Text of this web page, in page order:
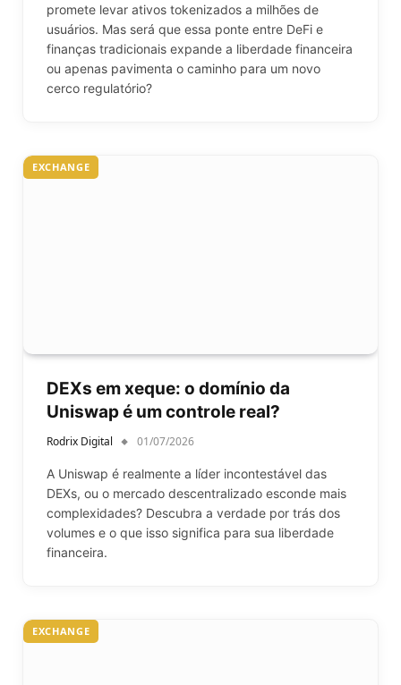
promete levar ativos tokenizados a milhões de
usuários. Mas será que essa ponte entre DeFi e
finanças tradicionais expande a liberdade financeira
ou apenas pavimenta o caminho para um novo
cerco regulatório?
EXCHANGE
DEXs em xeque: o domínio da
Uniswap é um controle real?
Rodrix Digital 01/07/2026
A Uniswap é realmente a líder incontestável das
DEXs, ou o mercado descentralizado esconde mais
complexidades? Descubra a verdade por trás dos
volumes e o que isso significa para sua liberdade
financeira.
EXCHANGE